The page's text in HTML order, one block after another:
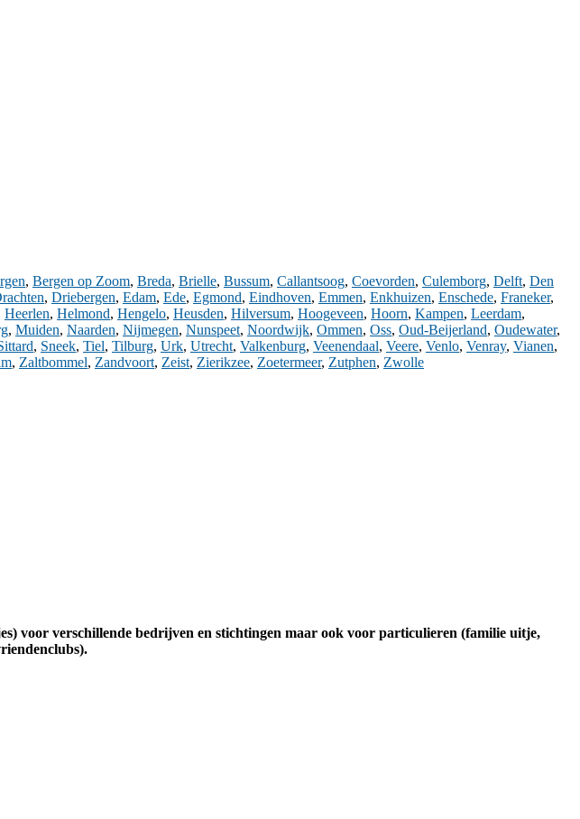
, Bergen op Zoom, Breda, Brielle, Bussum, Callantsoog, Coevorden, Culemborg, Delft, Den
, Driebergen, Edam, Ede, Egmond, Eindhoven, Emmen, Enkhuizen, Enschede, Franeker,
Heerlen, Helmond, Hengelo, Heusden, Hilversum, Hoogeveen, Hoorn, Kampen, Leerdam,
, Muiden, Naarden, Nijmegen, Nunspeet, Noordwijk, Ommen, Oss, Oud-Beijerland, Oudewater,
, Sneek, Tiel, Tilburg, Urk, Utrecht, Valkenburg, Veenendaal, Veere, Venlo, Venray, Vianen,
, Zaltbommel, Zandvoort, Zeist, Zierikzee, Zoetermeer, Zutphen, Zwolle
voor verschillende bedrijven en stichtingen maar ook voor particulieren (familie uitje,